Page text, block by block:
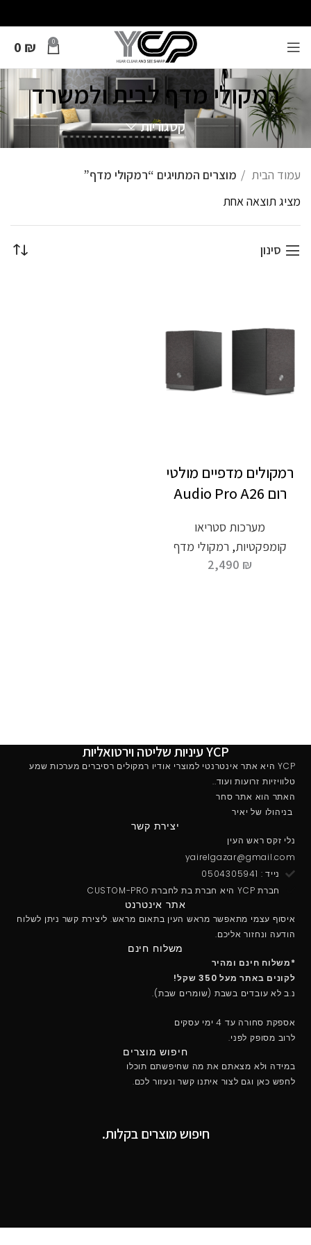
0
0 ₪
רמקולי מדף לבית ולמשרד
קטגוריות
עמוד הבית
מוצרים המתויגים “רמקולי מדף”
מציג תוצאה אחת
סינון
רמקולים מדפיים מולטי
רום Audio Pro A26
מערכות סטריאו
קומפקטיות, רמקולי מדף
2,490 ₪
YCP עיניות שליטה וירטואליות
YCP היא אתר אינטרנטי למוצרי אודיו רמקולים רסיברים מערכות שמע
טלוויזיות זרועות ועוד..
האתר הוא אתר סחר
בניהולו של יאיר
יצירת קשר
נלי זקס ראש העין
yairelgazar@gmail.com
נייד : 0504305941
חברת YCP היא חברת בת לחברת CUSTOM-PRO
אתר אינטרנט
איסוף עצמי מתאפשר מראש העין בתאום מראש. ליצירת קשר ניתן לשלוח
הודעה ונחזור אליכם.
משלוח חינם
*משלוח חינם ומהיר
לקונים באתר מעל 350 שקל!
נ.ב לא עובדים בשבת (שומרים שבת).
אספקת סחורה עד 4 ימי עסקים
לרוב מסופק לפני.
חיפוש מוצרים
במידה ולא מצאתם את מה שחיפשתם תוכלו
לחפש כאן וגם לצור איתנו קשר ונעזור לכם.
חיפוש מוצרים בקלות.